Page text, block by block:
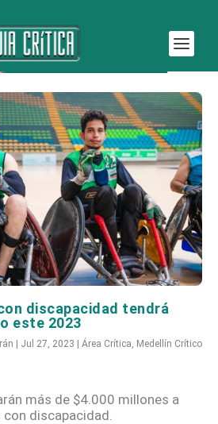
discapacidad tendrá
este 2023
Jul 27, 2023 Área Crítica, Medellín Crítico
más de $4.000 millones a
discapacidad.